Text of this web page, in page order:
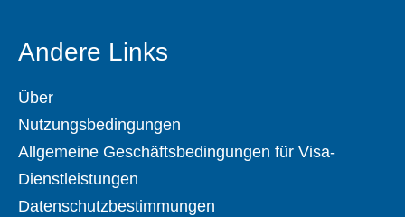
Andere Links
Über
Nutzungsbedingungen
Allgemeine Geschäftsbedingungen für Visa-
Dienstleistungen
Datenschutzbestimmungen